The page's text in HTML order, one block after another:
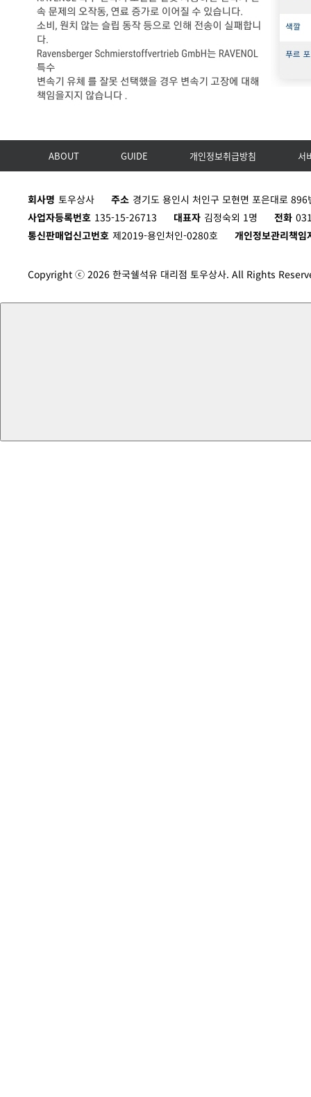
ABOUT GUIDE 개인정보취급방침 서
회사명 토우상사 주소 경기도 용인시 처인구 모현면 포은대로
사업자등록번호 135-15-26713 대표자 김정숙외 1명 전화
통신판매업신고번호 제2019-용인처인-0280호 개인정보관리책임
Copyright ⓒ 2026 한국쉘석유 대리점 토우상사. All Rights